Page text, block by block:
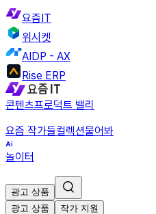
요즘IT
위시켓
AIDP - AX
Rise ERP
콘텐츠프로덕트 밸리
요즘 작가들컬렉션물어봐
놀이터
광고 상품
광고 상품
작가 지원